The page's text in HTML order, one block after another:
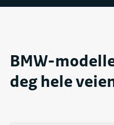
BMW-
deg hele